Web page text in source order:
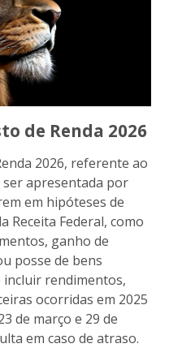
de Renda 2026
2026, referente ao
ser apresentada por
em hipóteses de
Receita Federal, como
ganho de
posse de bens
incluir rendimentos,
ocorridas em 2025
de março e 29 de
em caso de atraso.